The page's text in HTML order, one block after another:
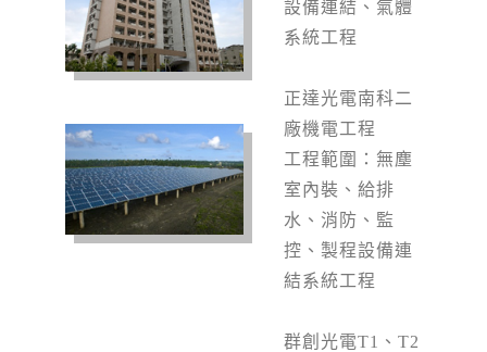
設備連結、氣體
系統工程
正達光電南科二
廠機電工程
工程範圍：無塵
室內裝、給排
水、消防、監
控、製程設備連
結系統工程
群創光電T1 、T2